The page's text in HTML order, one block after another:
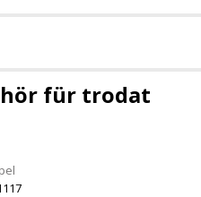
für trodat